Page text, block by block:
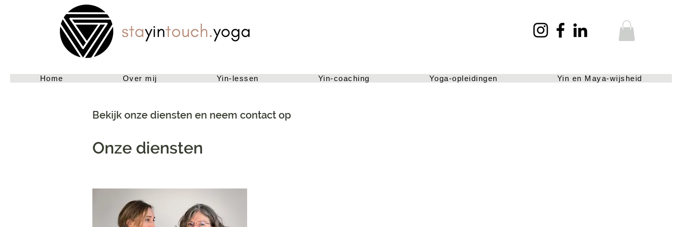
Home Over mij Yin-lessen Yin-coaching Yoga-opleidingen Yin en Maya-wijsheid
Bekijk onze diensten en neem contact op
Onze diensten